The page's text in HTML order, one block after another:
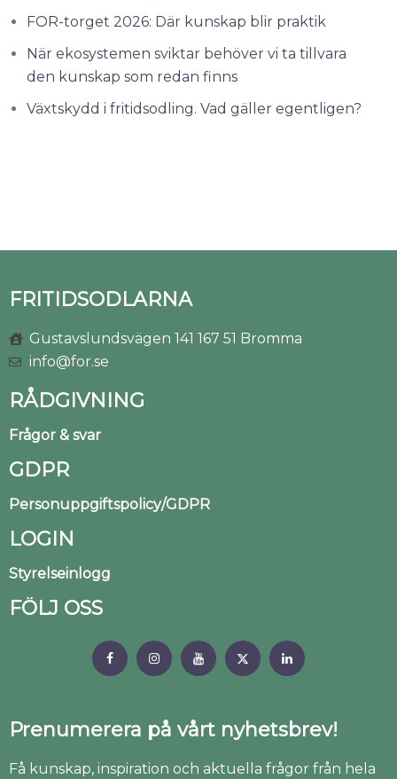
FOR-torget 2026: Där kunskap blir praktik
När ekosystemen sviktar behöver vi ta tillvara
den kunskap som redan finns
Växtskydd i fritidsodling. Vad gäller egentligen?
FRITIDSODLARNA
Gustavslundsvägen 141 167 51 Bromma
info@for.se
RÅDGIVNING
Frågor & svar
GDPR
Personuppgiftspolicy/GDPR
LOGIN
Styrelseinlogg
FÖLJ OSS
Prenumerera på vårt nyhetsbrev!
Få kunskap, inspiration och aktuella frågor från hela